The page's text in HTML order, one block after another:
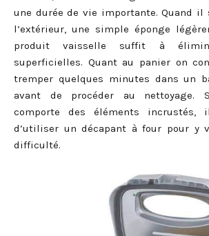
une durée de vie importante. Quand il
l’extérieur, une simple éponge
produit vaisselle suffit à
superficielles. Quant au panier on
tremper quelques minutes dans un
avant de procéder au nettoyage.
comporte des éléments incrustés,
d’utiliser un décapant à four pour y
difficulté.